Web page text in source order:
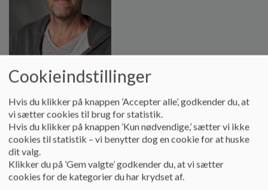
t
Teknisk Service Leder
Peter Dyregaard
28980754
Cookieindstillinger
Hvis du klikker på knappen ’Accepter alle’, godkender du, at
vi sætter cookies til brug for statistik.
Hvis du klikker på knappen ’Kun nødvendige,’ sætter vi ikke
cookies til statistik – vi benytter dog en cookie for at huske
dit valg.
Klikker du på ’Gem valgte’ godkender du, at vi sætter
cookies for de kategorier du har krydset af.